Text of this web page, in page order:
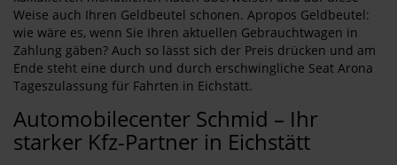
Weise auch Ihren Geldbeutel schonen. Apropos Geldbeutel:
wie wäre es, wenn Sie Ihren aktuellen Gebrauchtwagen in
Zahlung gäben? Auch so lässt sich der Preis drücken und am
Ende steht eine durch und durch erschwingliche Seat Arona
Tageszulassung für Fahrten in Eichstätt.
Automobilecenter Schmid – Ihr
starker Kfz-Partner in Eichstätt